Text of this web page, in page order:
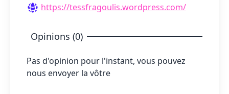
https://tessfragoulis.wordpress.com/
Opinions (0)
Pas d'opinion pour l'instant, vous pouvez
nous envoyer la vôtre